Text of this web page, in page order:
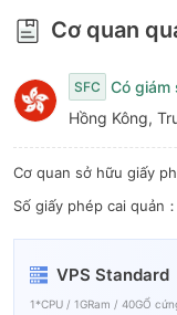
Cơ quan
SFC
Có giám
Hồng Kông,
Số giấy phép cai quản
VPS Standard
1*CPU / 1GRam / 40GỔ